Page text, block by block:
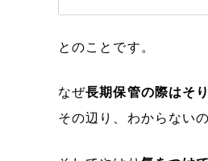
とのことです。
なぜ長期保管の際はそ
その辺り、わからない